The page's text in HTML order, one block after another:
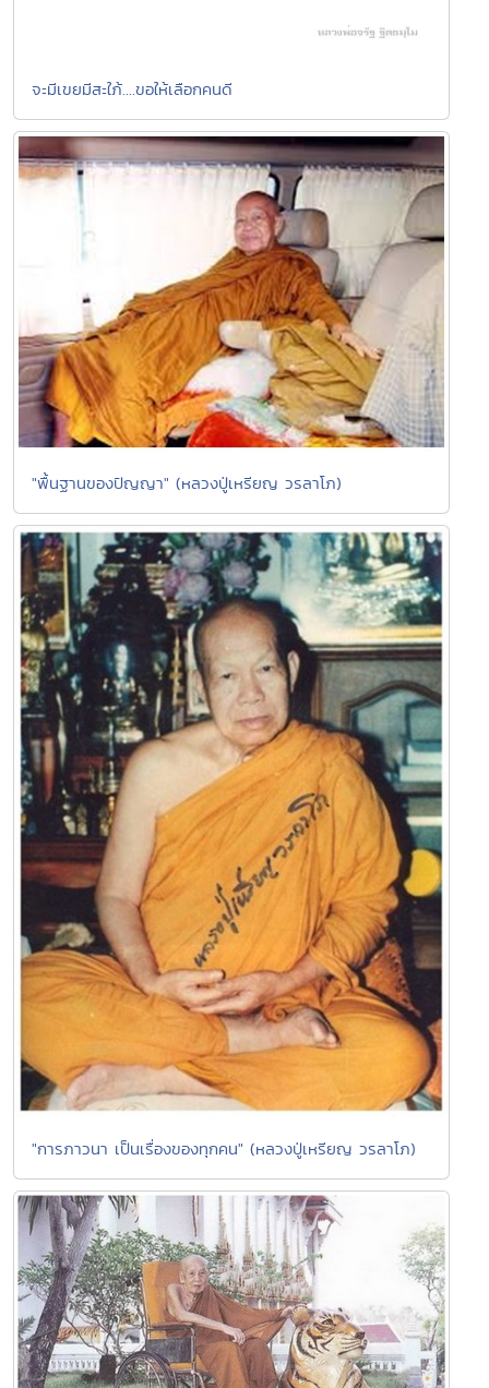
จะมีเขยมีสะใภ้....ขอให้เลือกคนดี
"พื้นฐานของปัญญา" (หลวงปู่เหรียญ วรลาโภ)
"การภาวนา เป็นเรื่องของทุกคน" (หลวงปู่เหรียญ วรลาโภ)